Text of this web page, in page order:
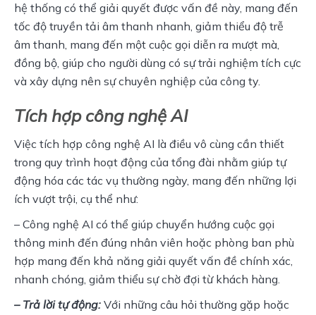
hệ thống có thể giải quyết được vấn đề này, mang đến
tốc độ truyền tải âm thanh nhanh, giảm thiểu độ trễ
âm thanh, mang đến một cuộc gọi diễn ra mượt mà,
đồng bộ, giúp cho người dùng có sự trải nghiệm tích cực
và xây dựng nên sự chuyên nghiệp của công ty.
Tích hợp công nghệ AI
Việc tích hợp công nghệ AI là điều vô cùng cần thiết
trong quy trình hoạt động của tổng đài nhằm giúp tự
động hóa các tác vụ thường ngày, mang đến những lợi
ích vượt trội, cụ thể như:
– Công nghệ AI có thể giúp chuyển hướng cuộc gọi
thông minh đến đúng nhân viên hoặc phòng ban phù
hợp mang đến khả năng giải quyết vấn đề chính xác,
nhanh chóng, giảm thiểu sự chờ đợi từ khách hàng.
– Trả lời tự động: Với những câu hỏi thường gặp hoặc